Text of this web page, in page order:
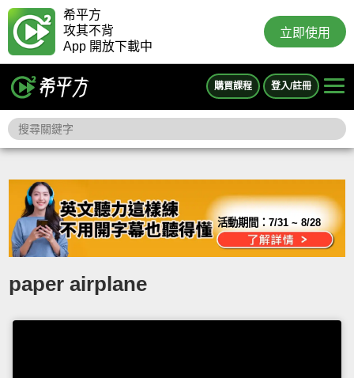
希平方
攻其不背
App 開放下載中
立即使用
購買課程 登入/註冊
活動期間：7/31 ~ 8/28
paper airplane